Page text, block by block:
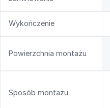
Wykończenie
Powierzchnia montażu
Sposób montażu